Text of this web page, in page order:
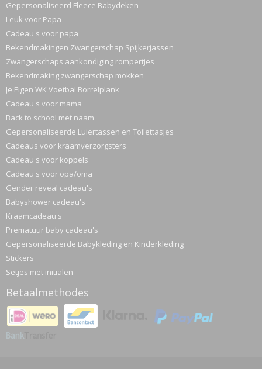
Gepersonaliseerd Fleece Babydeken
Leuk voor Papa
Cadeau's voor papa
Bekendmakingen Zwangerschap Spijkerjassen
Zwangerschaps aankondiging rompertjes
Bekendmaking zwangerschap mokken
Je Eigen WK Voetbal Borrelplank
Cadeau's voor mama
Back to school met naam
Gepersonaliseerde Luiertassen en Toilettasjes
Cadeaus voor kraamverzorgsters
Cadeau's voor koppels
Cadeau's voor opa/oma
Gender reveal cadeau's
Babyshower cadeau's
Kraamcadeau's
Prematuur baby cadeau's
Gepersonaliseerde Babykleding en Kinderkleding
Stickers
Setjes met initialen
Betaalmethodes